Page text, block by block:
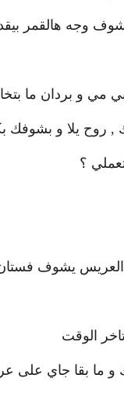
وجه هالقمر
مي و بردان ما
, روح يلا و بشوفك
؟
العريس يشوف
الوقت
و ما بقا جاي على